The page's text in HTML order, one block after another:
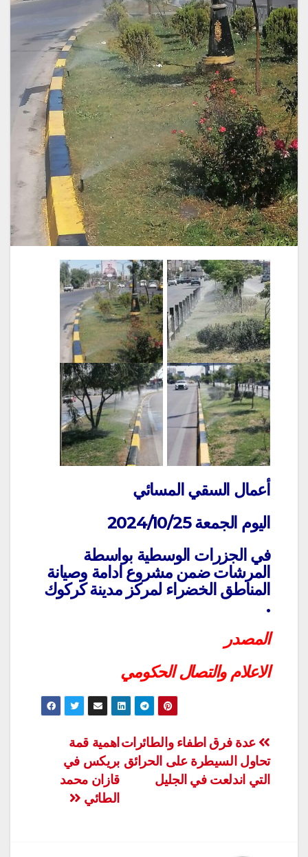
أعمال السقي المسائي
اليوم الجمعة 2024/10/25
في الجزرات الوسطية بواسطة
المرشات ضمن مشروع ادامة وصيانة
المناطق الخضراء لمركز مدينة كركوك
.
المصدر
الاعلام والتصال الحكومي
تصفّح
المقالات
اهمية قمة
بريكس في
قازان محمد
الطائي
عدة فرق اطفاء والطائرات
تحاول السيطرة على الحرائق
التي اندلعت في الجليل